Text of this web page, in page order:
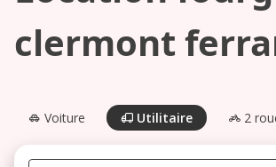
clermont
Voiture Utilitaire 2
Commencez
votre
recherche
proximité